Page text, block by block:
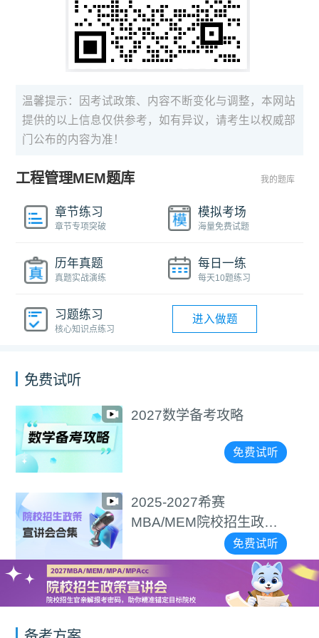
温馨提示：因考试政策、内容不断变化与调整，本网站
提供的以上信息仅供参考，如有异议，请考生以权威部
门公布的内容为准！
工程管理MEM题库 我的题库
章节练习
章节专项突破
模拟考场
海量免费试题
历年真题
真题实战演练
每日一练
每天10题练习
习题练习
核心知识点练习
进入做题
免费试听
2027数学备考攻略
免费试听
2025-2027希赛
MBA/MEM院校招生政策
免费试听